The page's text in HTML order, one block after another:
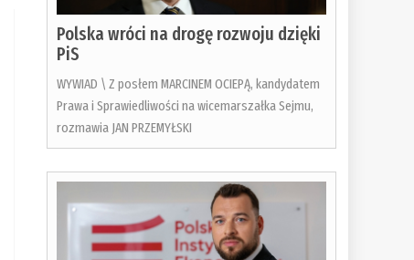
Polska wróci na drogę rozwoju dzięki
PiS
WYWIAD \ Z posłem MARCINEM OCIEPĄ, kandydatem
Prawa i Sprawiedliwości na wicemarszałka Sejmu,
rozmawia JAN PRZEMYŁSKI